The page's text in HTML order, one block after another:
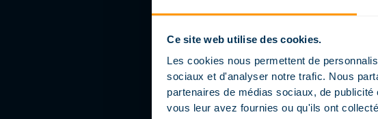
Ce site web utilise des cookies.
Les cookies nous permettent de
sociaux et d'analyser notre trafic. Nous
partenaires de médias sociaux, de
vous leur avez fournies ou qu'ils ont
BORD
12 JUIN